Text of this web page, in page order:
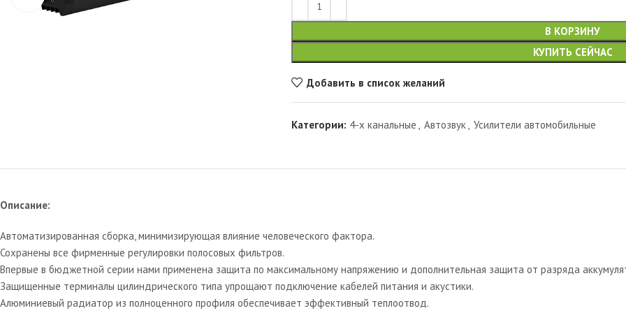
В КОРЗИНУ
КУПИТЬ СЕЙЧАС
Добавить в список желаний
Категории: 4-х канальные , Автозвук, Усилители автомобильные
Описание:
Автоматизированная сборка, минимизирующая влияние человеческого фактора.
Сохранены все фирменные регулировки полосовых фильтров.
Впервые в бюджетной серии нами применена защита по максимальному напряжению и дополнительная защита от разряда
Защищенные терминалы цилиндрического типа упрощают подключение кабелей питания и акустики.
Алюминиевый радиатор из полноценного профиля обеспечивает эффективный теплоотвод.